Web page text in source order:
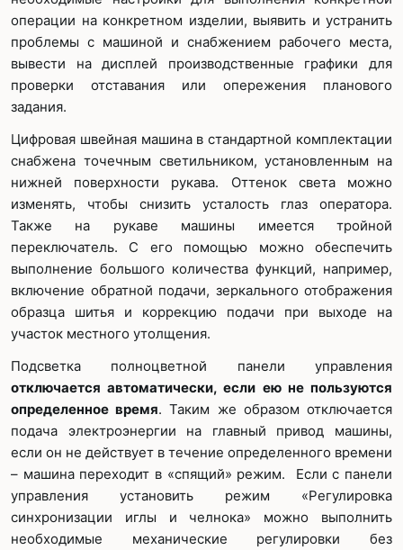
операции на конкретном изделии, выявить и устранить
проблемы с машиной и снабжением рабочего места,
вывести на дисплей производственные графики для
проверки отставания или опережения планового
задания.
Цифровая швейная машина в стандартной комплектации
снабжена точечным светильником, установленным на
нижней поверхности рукава. Оттенок света можно
изменять, чтобы снизить усталость глаз оператора.
Также на рукаве машины имеется тройной
переключатель. С его помощью можно обеспечить
выполнение большого количества функций, например,
включение обратной подачи, зеркального отображения
образца шитья и коррекцию подачи при выходе на
участок местного утолщения.
Подсветка полноцветной панели управления
отключается автоматически, если ею не пользуются
определенное время. Таким же образом отключается
подача электроэнергии на главный привод машины,
если он не действует в течение определенного времени
– машина переходит в «спящий» режим. Если с панели
управления установить режим «Регулировка
синхронизации иглы и челнока» можно выполнить
необходимые механические регулировки без